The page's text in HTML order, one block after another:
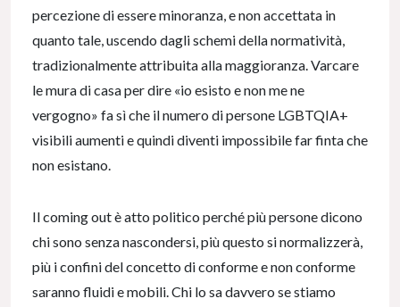
percezione di essere minoranza, e non accettata in
quanto tale, uscendo dagli schemi della normatività,
tradizionalmente attribuita alla maggioranza. Varcare
le mura di casa per dire «io esisto e non me ne
vergogno» fa sì che il numero di persone LGBTQIA+
visibili aumenti e quindi diventi impossibile far finta che
non esistano.
Il coming out è atto politico perché più persone dicono
chi sono senza nascondersi, più questo si normalizzerà,
più i confini del concetto di conforme e non conforme
saranno fluidi e mobili. Chi lo sa davvero se stiamo